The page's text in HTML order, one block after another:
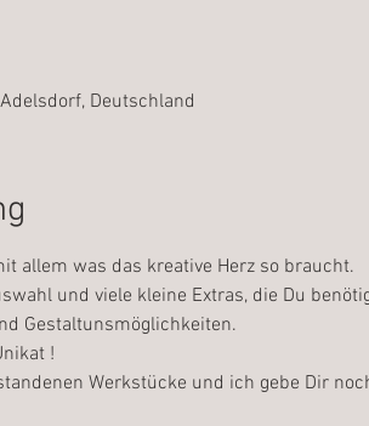
Deutschland
allem was das kreative Herz so braucht.
und viele kleine Extras, die Du
Gestaltunsmöglichkeiten.
!
Werkstücke und ich gebe Dir